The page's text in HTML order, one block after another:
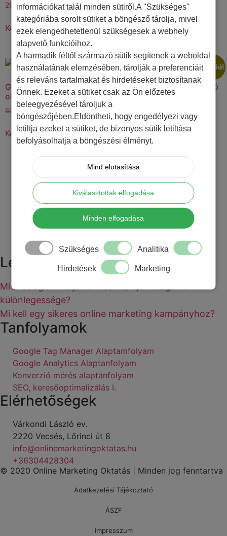
információkat talál minden sütiről.A "Szükséges"
kategóriába sorolt sütiket a böngésző tárolja, mivel
ezek elengedhetetlenül szükségesek a webhely
alapvető funkcióihoz.
A harmadik féltől származó sütik segítenek a weboldal
használatának elemzésében, tárolják a preferenciáit
és releváns tartalmakat és hirdetéseket biztosítanak
Önnek. Ezeket a sütiket csak az Ön előzetes
beleegyezésével tároljuk a
böngészőjében.Eldöntheti, hogy engedélyezi vagy
letiltja ezeket a sütiket, de bizonyos sütik letiltása
befolyásolhatja a böngészési élményt.
Mind elutasítása
Kiválasztottak elfogadása
Minden elfogadása
Szükséges Analitika
Hirdetések Marketing
29.900Ft
Kosárba teszem
Kosárba teszem
Akció!
GTM – Konverzió mérés
oktató videó
59.900 Ft 39.900
Kosárba teszem
Akció!
Google Analytics 4 oktató
videó
Ft
Kosárba teszem
Gyakorlati szakemberként adjuk át a legfrissebb tudást.
Nem egy képző cég vagyunk, aki az aktuális trend szerint
fordul az online marketing oktatás felé, hanem tudjuk,
gyakorlatias és a szintednek megfelel.
Legutóbbi bejegyzések
Mi a Google Analytics 4 (GA4) újdonsága és
különlegessége?
Mi kell egy sikeres online marketing kampányhoz?
Tanfolyamok
Google Tag Manager Alaptamfolyam
Google Analytics Alaptanfolyam
Konverzió mérés alaptanfolyam
SEO, keresőoptimalizálás I.
Elérhetőségek
Várkondi László ev.
2220 Vecsés, Lőrinci út 8
info@onlinemarketingoktatas.hu
+36304428304
© 2020 Online Marketing Oktatás | Minden jog fenntartva
Adatkezelési Tájékoztató
ÁSZF
Impresszum